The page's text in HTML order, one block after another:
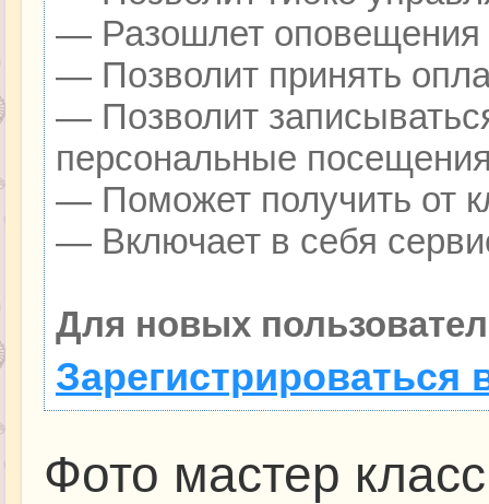
— Разошлет оповещения
— Позволит принять
— Позволит
персональные
— Поможет получить от
— Включает в себя
Для новых
Зарегистрироваться
Фото мастер класс